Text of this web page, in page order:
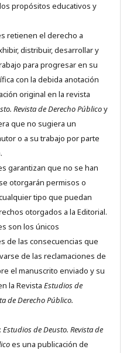
propósitos educativos y
retienen el derecho a
distribuir, desarrollar y
para progresar en su
con la debida anotación
original en la revista
Revista de Derecho Públicoy
que no sugiera un
o a su trabajo por parte
garantizan que no se han
otorgarán permisos o
tipo que puedan
otorgados a la Editorial.
son los únicos
de las consecuencias que
de las reclamaciones de
el manuscrito enviado y su
la Revista Estudios de
de Derecho Público.
: Estudios de Deusto. Revista de
es una publicación de